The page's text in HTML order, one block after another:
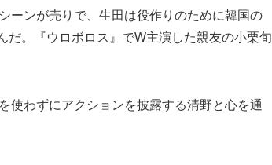
ーンが売りで、生田は役作りのために韓国の
だ。『ウロボロス』でW主演した親友の小栗旬
わずにアクションを披露する清野と心を通